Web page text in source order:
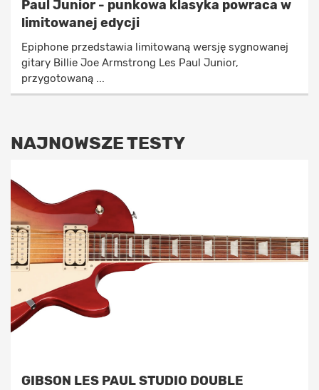
Paul Junior - punkowa klasyka powraca w
limitowanej edycji
Epiphone przedstawia limitowaną wersję sygnowanej
gitary Billie Joe Armstrong Les Paul Junior,
przygotowaną ...
NAJNOWSZE TESTY
GIBSON LES PAUL STUDIO DOUBLE